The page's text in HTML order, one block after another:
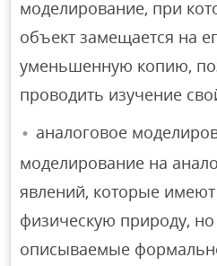
моделирование, при
объект замещается на
уменьшенную копию,
проводить изучение
аналоговое
моделирование на
явлений, которые
физическую природу,
описываемые